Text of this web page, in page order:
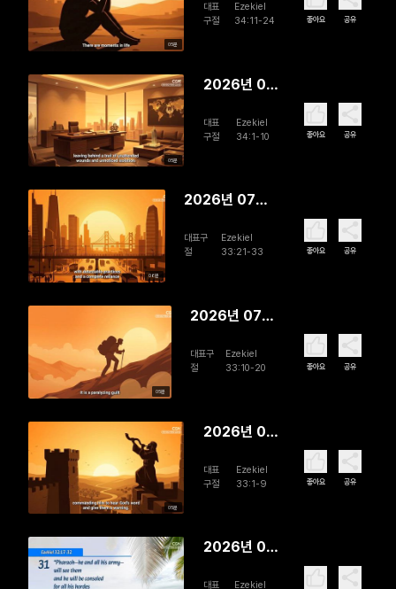
05분
The Lord,
대표
구절
Ezekiel
34:11-24
좋아요 공유
05분
2026년 08
True
대표
구절
Ezekiel
34:1-10
좋아요 공유
06분
2026년 07월
Fallout of
대표구
절
Ezekiel
33:21-33
좋아요 공유
05분
2026년 07월
Forward in
대표구
절
Ezekiel
33:10-20
좋아요 공유
05분
2026년 07
Heed and
대표
구절
Ezekiel
33:1-9
좋아요 공유
2026년 07
대표 Ezekiel